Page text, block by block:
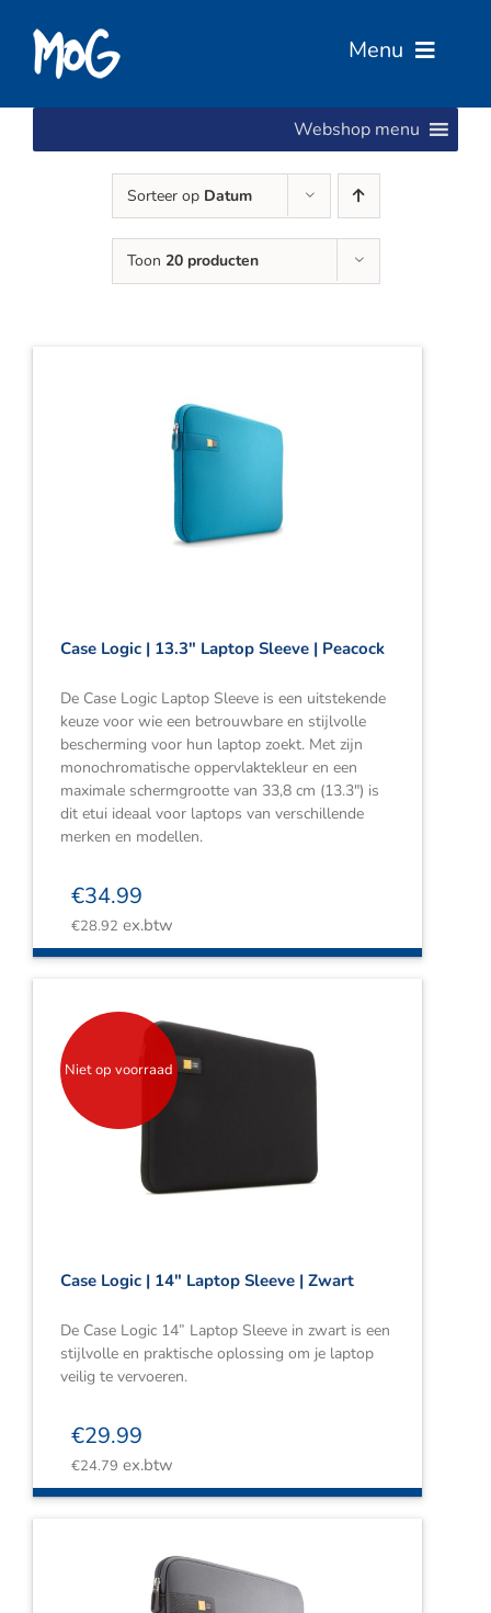
inhoud
Menu
Services
Winkelwagen
Webshop menu
Sorteer op Datum
Toon 20 producten
Case Logic | 13.3″ Laptop Sleeve | Peacock
De Case Logic Laptop Sleeve is een uitstekende
keuze voor wie een betrouwbare en stijlvolle
bescherming voor hun laptop zoekt. Met zijn
monochromatische oppervlaktekleur en een
maximale schermgrootte van 33,8 cm (13.3″) is
dit etui ideaal voor laptops van verschillende
merken en modellen.
€34.99
€28.92 ex.btw
Niet op voorraad
Case Logic | 14″ Laptop Sleeve | Zwart
De Case Logic 14” Laptop Sleeve in zwart is een
stijlvolle en praktische oplossing om je laptop
veilig te vervoeren.
€29.99
€24.79 ex.btw